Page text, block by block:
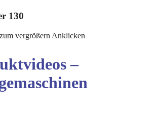
130
zum vergrößern Anklicken
–